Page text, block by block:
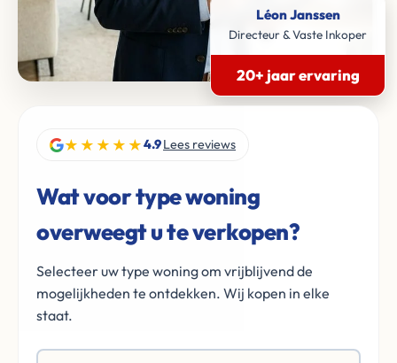
Léon Janssen
Directeur & Vaste Inkoper
20+ jaar ervaring
★★★★★4.9Lees reviews
Wat voor type woning
overweegt u te verkopen?
Selecteer uw type woning om vrijblijvend de
mogelijkheden te ontdekken. Wij kopen in elke
staat.